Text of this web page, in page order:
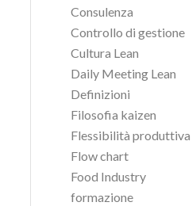
Consulenza
Controllo di gestione
Cultura Lean
Daily Meeting Lean
Definizioni
Filosofia kaizen
Flessibilità produttiva
Flow chart
Food Industry
formazione